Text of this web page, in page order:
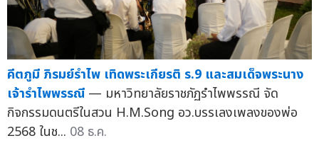
คีตภูมี ภิรมย์รำไพ เทิดพระเกียรติ ร.9 และสมเด็จพระนาง
เจ้ารำไพพรรณี — มหาวิทยาลัยราชภัฏรำไพพรรณี จัด
กิจกรรมดนตรีในสวน H.M.Song อว.บรรเลงเพลงของพ่อ
2568 ในช... 08 ธ.ค.